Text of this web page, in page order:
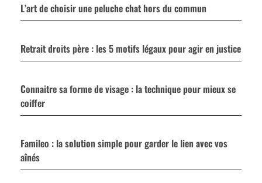
L’art de choisir une peluche chat hors du commun
Retrait droits père : les 5 motifs légaux pour agir en justice
Connaitre sa forme de visage : la technique pour mieux se
coiffer
Famileo : la solution simple pour garder le lien avec vos
aînés